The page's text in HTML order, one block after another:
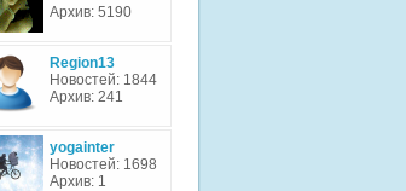
Архив: 5190
Region13
Новостей: 1844
Архив: 241
yogainter
Новостей: 1698
Архив: 1